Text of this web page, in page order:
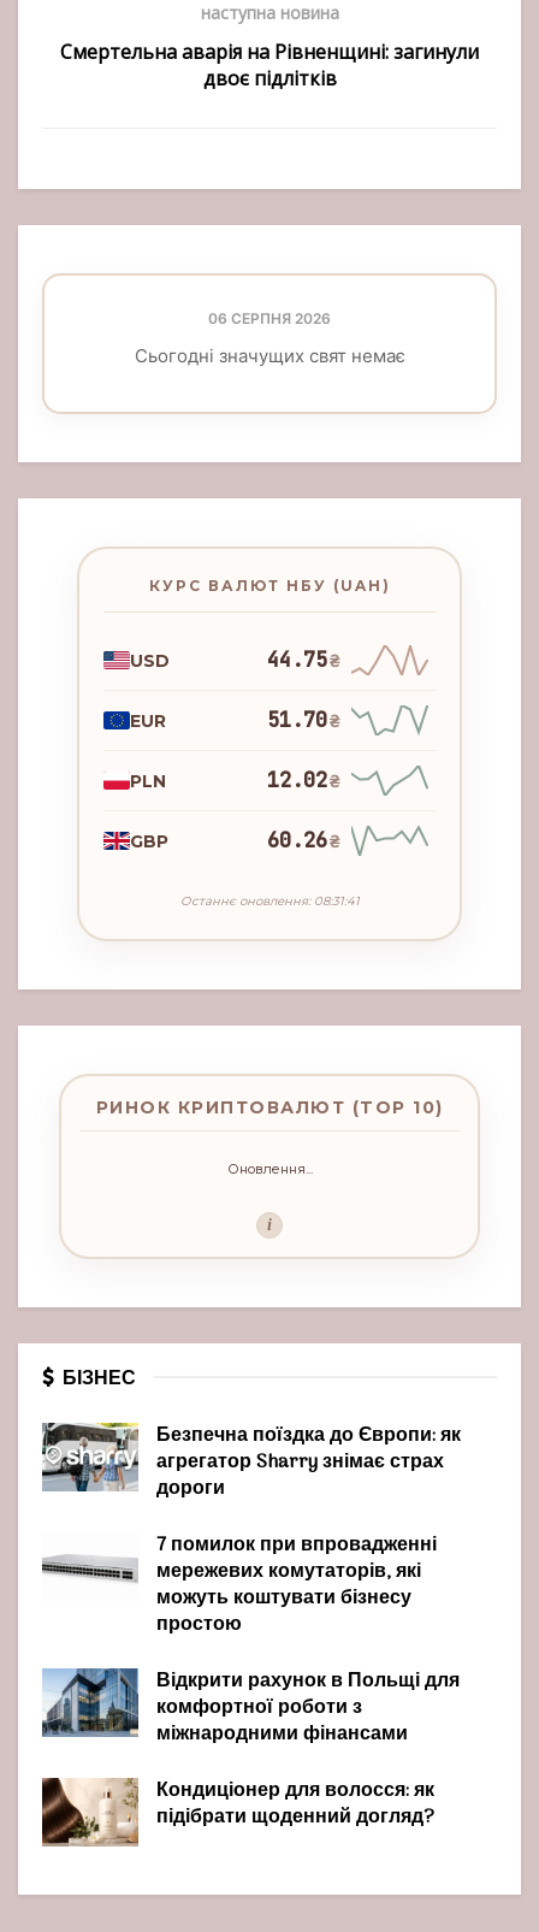
наступна новина
Смертельна аварія на Рівненщині: загинули
двоє підлітків
06 СЕРПНЯ 2026
Сьогодні значущих свят немає
КУРС ВАЛЮТ НБУ (UAH)
USD 44.75₴
EUR 51.70₴
PLN 12.02₴
GBP 60.26₴
Останнє оновлення: 08:31:41
РИНОК КРИПТОВАЛЮТ (TOP 10)
Оновлення...
i
БІЗНЕС
Безпечна поїздка до Європи: як
агрегатор Sharry знімає страх
дороги
7 помилок при впровадженні
мережевих комутаторів, які
можуть коштувати бізнесу
простою
Відкрити рахунок в Польщі для
комфортної роботи з
міжнародними фінансами
Кондиціонер для волосся: як
підібрати щоденний догляд?